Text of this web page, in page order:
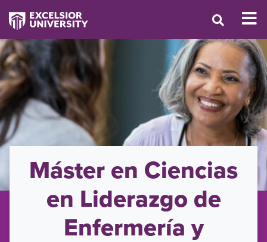
Máster en Ciencias
en Liderazgo de
Enfermería y